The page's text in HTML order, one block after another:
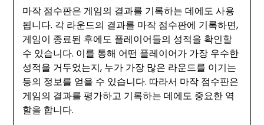
마작 점수판은 게임의 결과를 기록하는 데에도 사용
됩니다. 각 라운드의 결과를 마작 점수판에 기록하면,
게임이 종료된 후에도 플레이어들의 성적을 확인할
수 있습니다. 이를 통해 어떤 플레이어가 가장 우수한
성적을 거두었는지, 누가 가장 많은 라운드를 이기는
등의 정보를 얻을 수 있습니다. 따라서 마작 점수판은
게임의 결과를 평가하고 기록하는 데에도 중요한 역
할을 합니다.